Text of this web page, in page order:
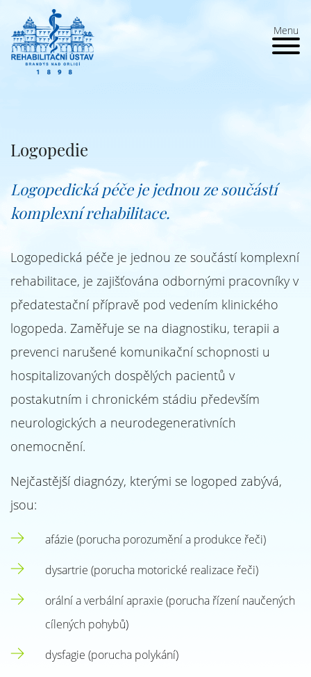
Menu
Logopedie
Logopedická péče je jednou ze součástí
komplexní rehabilitace.
Logopedická péče je jednou ze součástí komplexní
rehabilitace, je zajišťována odbornými pracovníky v
předatestační přípravě pod vedením klinického
logopeda. Zaměřuje se na diagnostiku, terapii a
prevenci narušené komunikační schopnosti u
hospitalizovaných dospělých pacientů v
postakutním i chronickém stádiu především
neurologických a neurodegenerativních
onemocnění.
Nejčastější diagnózy, kterými se logoped zabývá,
jsou:
afázie (porucha porozumění a produkce řeči)
dysartrie (porucha motorické realizace řeči)
orální a verbální apraxie (porucha řízení naučených
cílených pohybů)
dysfagie (porucha polykání)